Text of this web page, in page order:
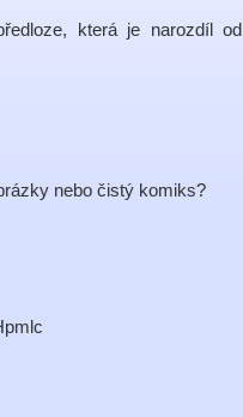
která je narozdíl od
nebo čistý komiks?